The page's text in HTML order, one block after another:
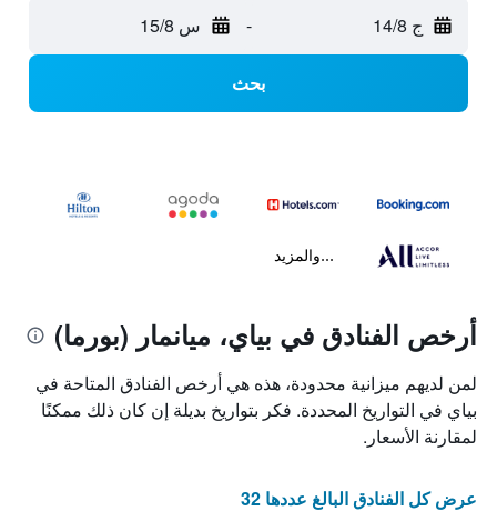
ج 14/8 - س 15/8
بحث
...والمزيد
أرخص الفنادق في بياي، ميانمار (بورما)
لمن لديهم ميزانية محدودة، هذه هي أرخص الفنادق المتاحة في
بياي في التواريخ المحددة. فكر بتواريخ بديلة إن كان ذلك ممكنًا
لمقارنة الأسعار.
عرض كل الفنادق البالغ عددها 32